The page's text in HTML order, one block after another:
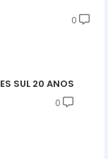
0
SUL 20 ANOS
0